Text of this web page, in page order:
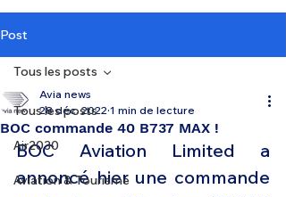
Post
Tous les posts
Air2030
Aviation & Tourisme
Tous les posts
BOC commande 40 B737 MAX !
Avia news
28 déc. 2022 1 min de lecture
BOC Aviation Limited a
annoncé hier une commande